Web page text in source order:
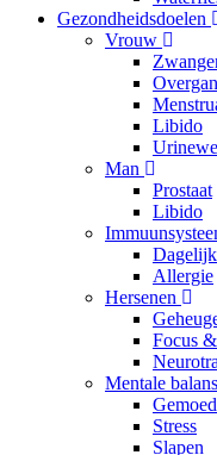
Gezondheidsdoelen
Vrouw
Libido
Man
Prostaat
Libido
Allergie
Hersenen
Focus
Mentale balans
Stress
Slapen